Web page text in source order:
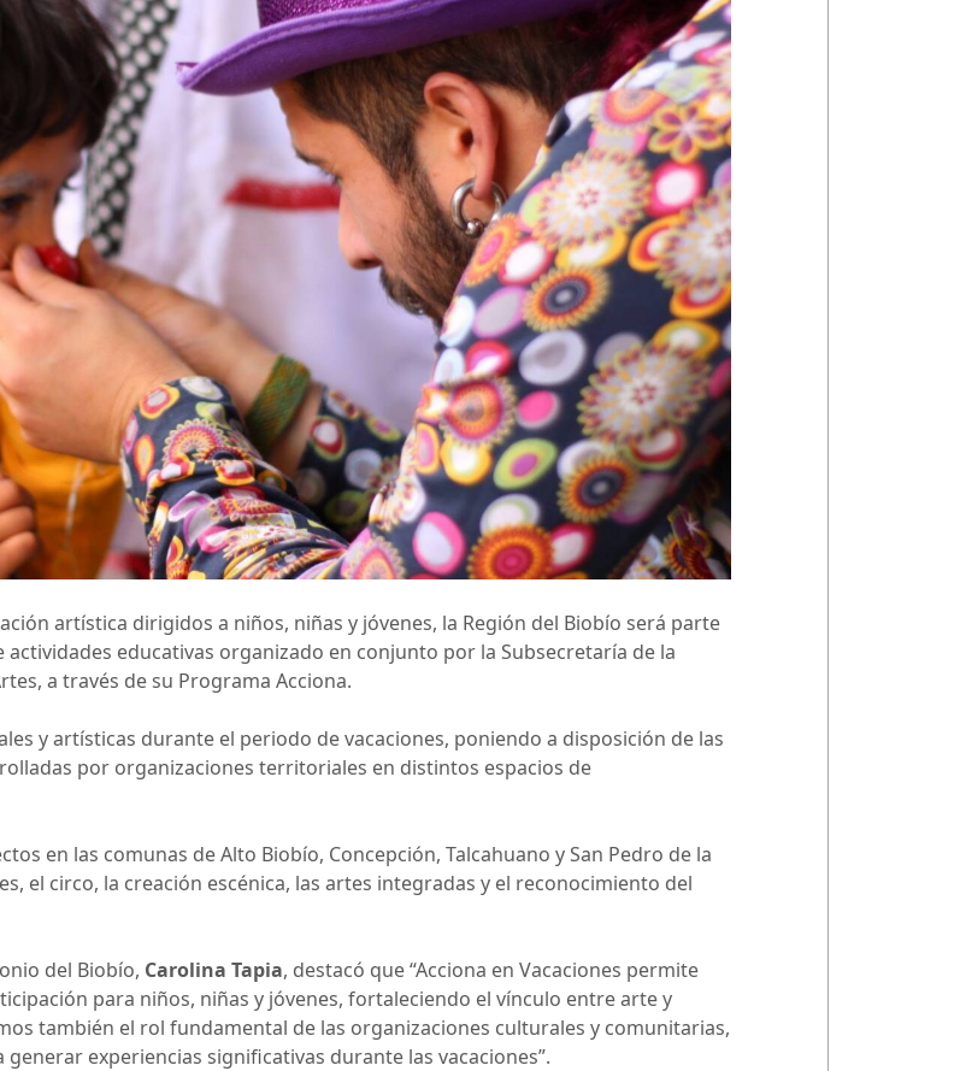
artística dirigidos a niños, niñas y jóvenes, la Región del Biobío será parte
actividades educativas organizado en conjunto por la Subsecretaría de la
a través de su Programa Acciona.
y artísticas durante el periodo de vacaciones, poniendo a disposición de las
por organizaciones territoriales en distintos espacios de
en las comunas de Alto Biobío, Concepción, Talcahuano y San Pedro de la
el circo, la creación escénica, las artes integradas y el reconocimiento del
del Biobío, Carolina Tapia, destacó que “Acciona en Vacaciones permite
para niños, niñas y jóvenes, fortaleciendo el vínculo entre arte y
también el rol fundamental de las organizaciones culturales y comunitarias,
experiencias significativas durante las vacaciones”.